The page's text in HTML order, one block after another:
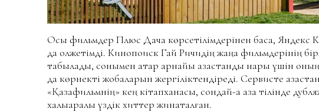
Осы фильмдер Плюс Дача көрсетілімдерінен басқа,
да қолжетімді. Кинопоиск Гай Ричидің жаңа фильмдерінің
табылады, сонымен қатар арнайы қазақстандық нарық үшін
да көрнекті жобаларын жергіліктендіреді. Сервисте
«Қазақфильмнің» кең кітапханасы, сондай-ақ қазақ тілінде
халықаралық үздік хиттер жинақталған.